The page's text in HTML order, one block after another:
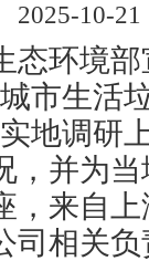
2025-10-21
环境部
市生活
地调研
，并为
，来自
司相关